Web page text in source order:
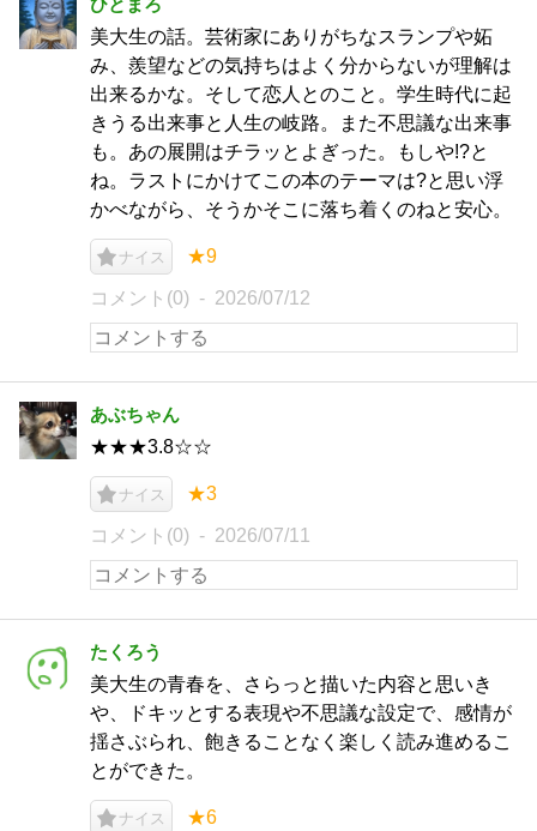
ひとまろ
美大生の話。芸術家にありがちなスランプや妬
み、羨望などの気持ちはよく分からないが理解は
出来るかな。そして恋人とのこと。学生時代に起
きうる出来事と人生の岐路。また不思議な出来事
も。あの展開はチラッとよぎった。もしや!?と
ね。ラストにかけてこの本のテーマは?と思い浮
かべながら、そうかそこに落ち着くのねと安心。
ナイス ★9
コメント(0) 2026/07/12
あぶちゃん
★★★3.8☆☆
ナイス ★3
コメント(0) 2026/07/11
たくろう
美大生の青春を、さらっと描いた内容と思いき
や、ドキッとする表現や不思議な設定で、感情が
揺さぶられ、飽きることなく楽しく読み進めるこ
とができた。
ナイス ★6